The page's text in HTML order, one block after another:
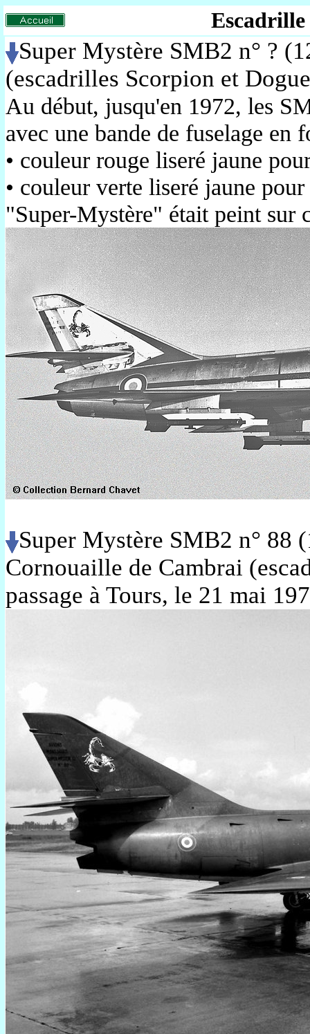
Escadrille
Super Mystère SMB2 n° ?
(escadrilles Scorpion et
Au début, jusqu'en 1972, les
avec une bande de fuselage en
• couleur rouge liseré jaune
• couleur verte liseré jaune
"Super-Mystère" était peint sur
Super Mystère SMB2 n° 88
Cornouaille de Cambrai
passage à Tours, le 21 mai